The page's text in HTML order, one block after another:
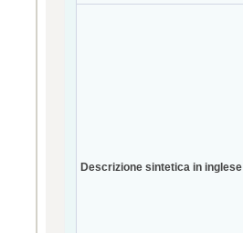
Descrizione sintetica in inglese